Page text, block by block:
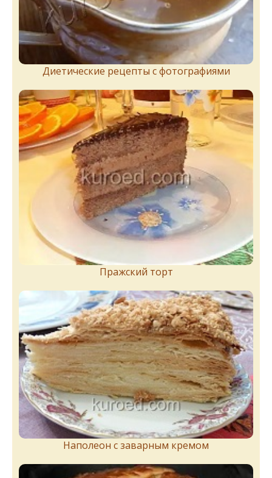
Диетические рецепты с фотографиями
Пражский торт
Наполеон с заварным кремом